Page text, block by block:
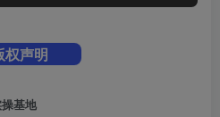
权声明
基地